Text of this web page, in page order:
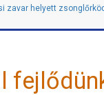
zavar helyett